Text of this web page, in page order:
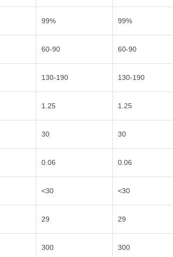
99% 99%
60-90 60-90
130-190 130-190
1.25 1.25
30 30
0.06 0.06
<30 <30
29 29
300 300